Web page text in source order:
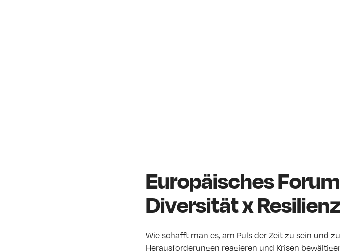
Europäisches
Diversität x
Wie schafft man es, am Puls der Zeit zu sein und
Herausforderungen reagieren und Krisen